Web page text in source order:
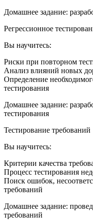
Домашнее задание:
Регрессионное
Вы научитесь:
Риски при повторном
Анализ влияний новых
Определение
тестирования
Домашнее задание:
тестирования
Тестирование требований
Вы научитесь:
Критерии качества
Процесс тестирования
Поиск ошибок,
требований
Домашнее задание:
требований